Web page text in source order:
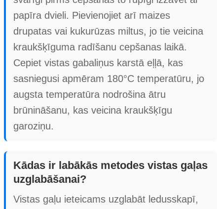
papīra dvieli. Pievienojiet arī maizes
drupatas vai kukurūzas miltus, jo tie veicina
kraukšķīguma radīšanu cepšanas laikā.
Cepiet vistas gabaliņus karstā eļļā, kas
sasniegusi apmēram 180°C temperatūru, jo
augsta temperatūra nodrošina ātru
brūnināšanu, kas veicina kraukšķīgu
garoziņu.
Kādas ir labākās metodes vistas gaļas
uzglabāšanai?
Vistas gaļu ieteicams uzglabāt ledusskapī,